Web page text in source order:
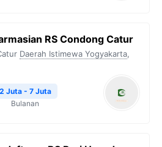
RS Condong Catur
Daerah Istimewa Yogyakarta,
2 Juta - 7 Juta
Bulanan